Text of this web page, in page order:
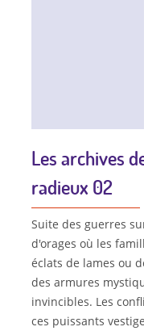
Les archives
radieux 02
Suite des guerres
d'orages où les
éclats de lames ou
des armures
invincibles. Les
ces puissants